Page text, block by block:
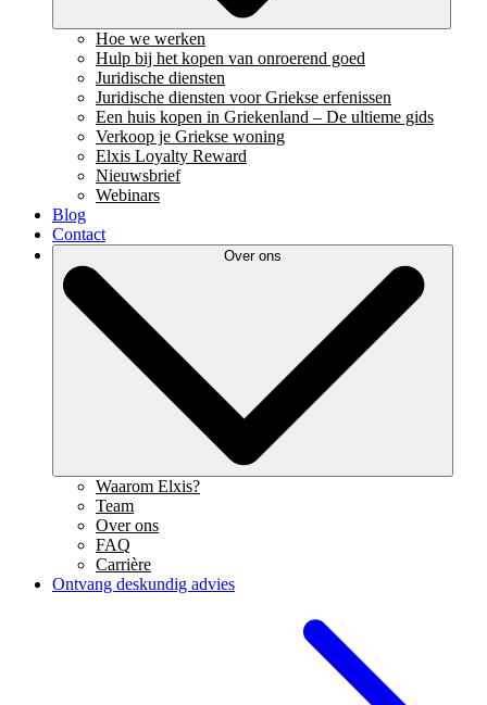
Hoe we werken
Hulp bij het kopen van onroerend goed
Juridische diensten
Juridische diensten voor Griekse erfenissen
Een huis kopen in Griekenland – De ultieme gids
Verkoop je Griekse woning
Elxis Loyalty Reward
Nieuwsbrief
Webinars
Blog
Contact
Over ons
Waarom Elxis?
Team
Over ons
FAQ
Carrière
Ontvang deskundig advies